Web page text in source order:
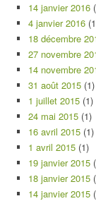
14 janvier 2016
4 janvier 2016
18 décembre
27 novembre
14 novembre
31 août 2015 (1)
1 juillet 2015 (1)
24 mai 2015 (1)
16 avril 2015 (1)
1 avril 2015 (1)
19 janvier 2015
18 janvier 2015
14 janvier 2015